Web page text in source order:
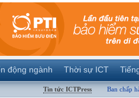
động ngành Thời sự ICT
Tin tức ICTPress Ban chấp